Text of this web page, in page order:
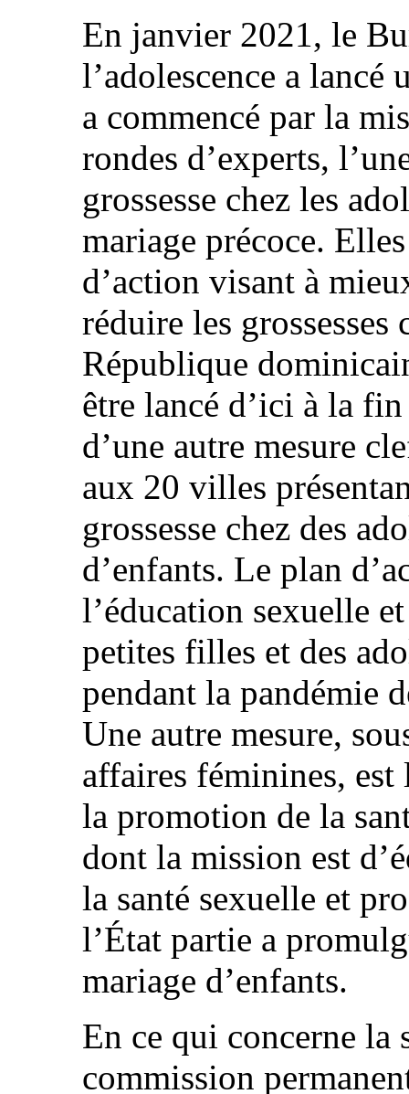
En janvier 2021, le
l’adolescence a
a commencé par la
rondes d’experts,
grossesse chez les
mariage précoce.
d’action visant à
réduire les grossesses
République
être lancé d’ici à la
d’une autre mesure
aux 20 villes
grossesse chez des
d’enfants. Le plan
l’éducation sexuelle
petites filles et des
pendant la pandémie
Une autre mesure,
affaires féminines,
la promotion de la
dont la mission est
la santé sexuelle et
l’État partie a
mariage d’enfants.
En ce qui concerne
commission